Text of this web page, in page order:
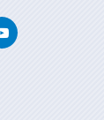
Youtube